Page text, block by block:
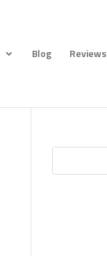
Blog Reviews